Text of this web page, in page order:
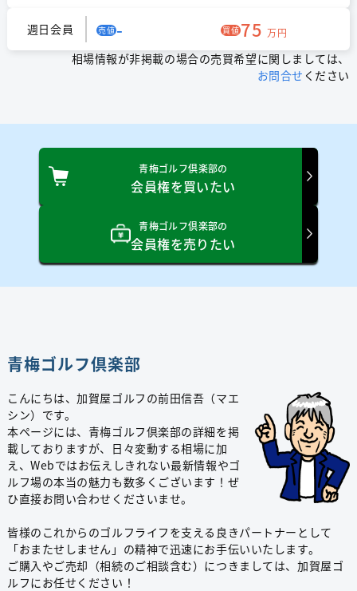
週日会員 売値- 買値75万円
相場情報が非掲載の場合の売買希望に関しましては、
お問合せ ください
青梅ゴルフ倶楽部の
会員権を買いたい
青梅ゴルフ倶楽部の
会員権を売りたい
青梅ゴルフ倶楽部
こんにちは、加賀屋ゴルフの前田信吾（マエ
シン）です。
本ページには、青梅ゴルフ倶楽部の詳細を掲
載しておりますが、日々変動する相場に加
え、Webではお伝えしきれない最新情報やゴ
ルフ場の本当の魅力も数多くございます！ぜ
ひ直接お問い合わせくださいませ。
皆様のこれからのゴルフライフを支える良きパートナーとして
「おまたせしません」の精神で迅速にお手伝いいたします。
ご購入やご売却（相続のご相談含む）につきましては、加賀屋ゴ
ルフにお任せください！